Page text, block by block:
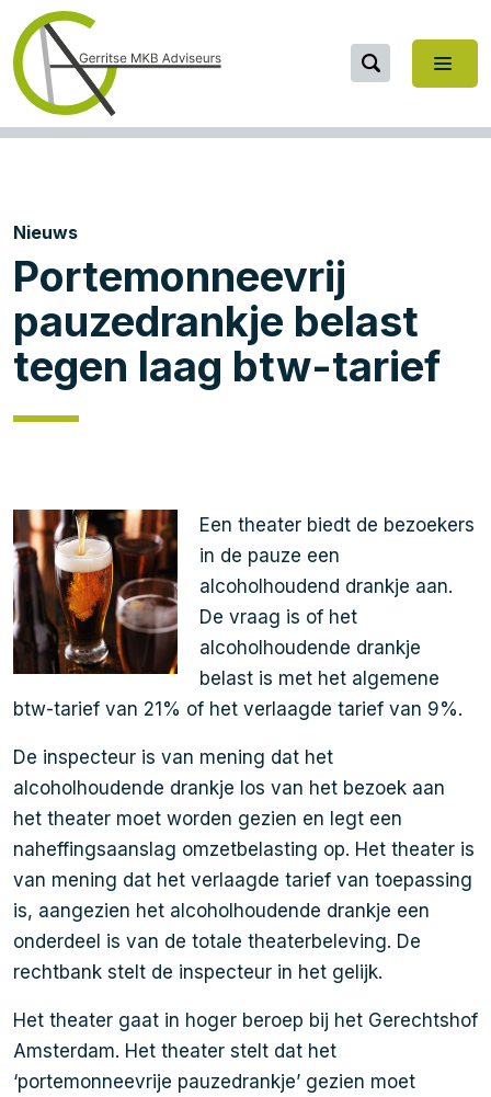
Nieuws
Portemonneevrij
pauzedrankje belast
tegen laag btw-tarief
Een theater biedt de bezoekers
in de pauze een
alcoholhoudend drankje aan.
De vraag is of het
alcoholhoudende drankje
belast is met het algemene
btw-tarief van 21% of het verlaagde tarief van 9%.
De inspecteur is van mening dat het
alcoholhoudende drankje los van het bezoek aan
het theater moet worden gezien en legt een
naheffingsaanslag omzetbelasting op. Het theater is
van mening dat het verlaagde tarief van toepassing
is, aangezien het alcoholhoudende drankje een
onderdeel is van de totale theaterbeleving. De
rechtbank stelt de inspecteur in het gelijk.
Het theater gaat in hoger beroep bij het Gerechtshof
Amsterdam. Het theater stelt dat het
‘portemonneevrije pauzedrankje’ gezien moet